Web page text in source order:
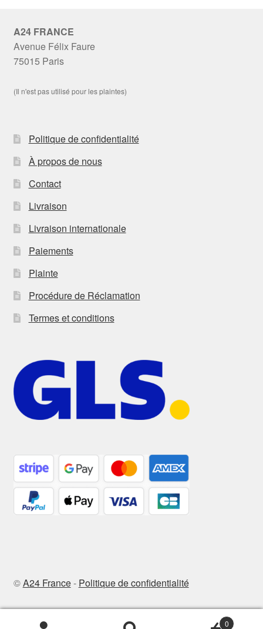
A24 FRANCE
Avenue Félix Faure
75015 Paris
(Il n'est pas utilisé pour les plaintes)
Politique de confidentialité
À propos de nous
Contact
Livraison
Livraison internationale
Paiements
Plainte
Procédure de Réclamation
Termes et conditions
©A24 France- Politique de confidentialité
0